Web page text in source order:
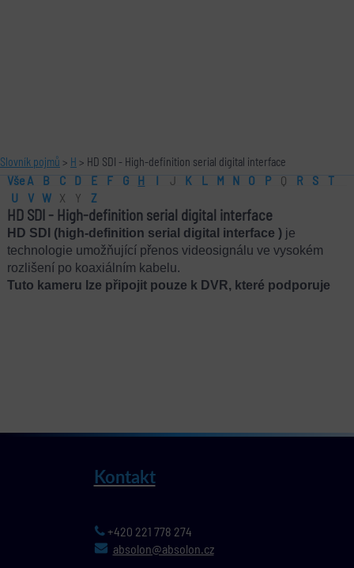
Slovník pojmů > H > HD SDI - High-definition serial digital interface
Vše A B C D E F G H I J K L M N O P Q R S
T
U
V W X Y Z
HD SDI- High-definition serial digital interface
HD SDI (high-definition serial digital interface )je
technologie umožňující přenos videosignálu ve vysokém
rozlišení po koaxiálním kabelu.
Tuto kameru lze připojit pouze k DVR, které podporuje
Kontakt
+420 221 778 274
absolon@absolon.cz